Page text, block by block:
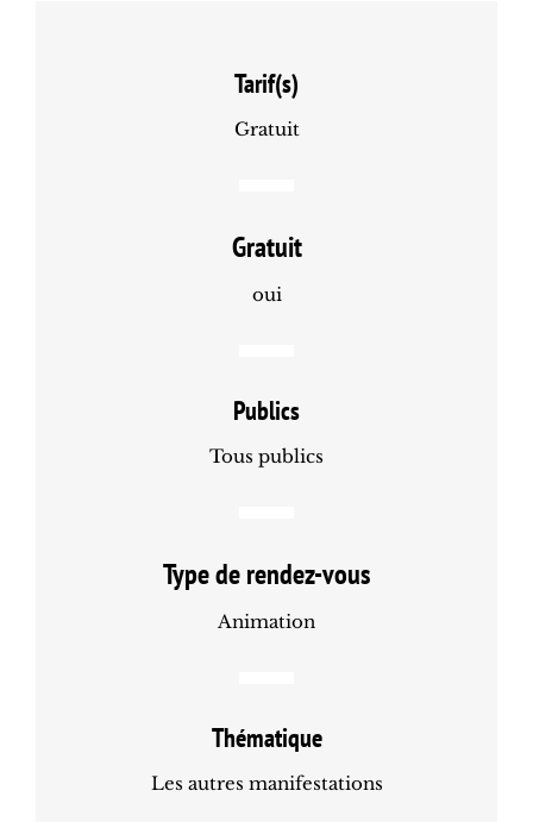
Tarif(s)
Gratuit
Gratuit
oui
Publics
Tous publics
Type de rendez-vous
Animation
Thématique
Les autres manifestations